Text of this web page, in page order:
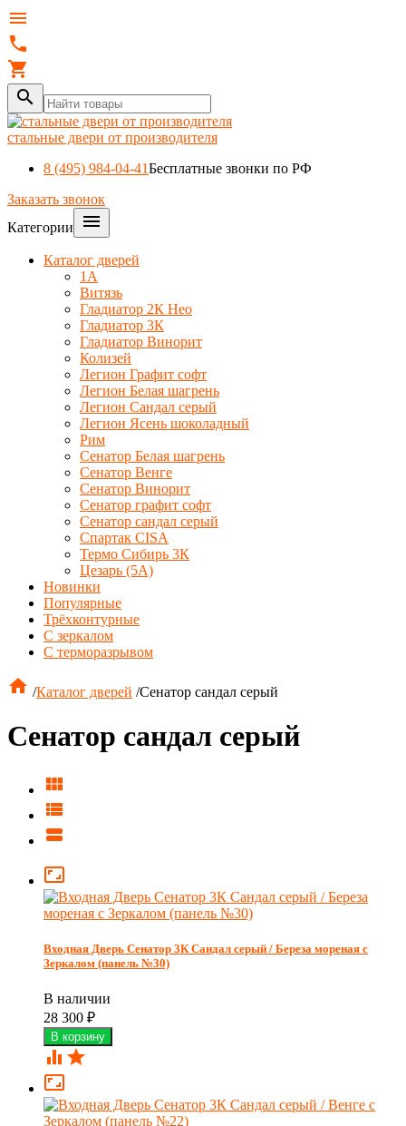




стальные двери от производителя
8 (495) 984-04-41Бесплатные звонки по РФ
Заказать звонок
Категории

Каталог дверей
1A
Витязь
Гладиатор 2К Нео
Гладиатор 3К
Гладиатор Винорит
Колизей
Легион Графит софт
Легион Белая шагрень
Легион Сандал серый
Легион Ясень шоколадный
Рим
Сенатор Белая шагрень
Сенатор Венге
Сенатор Винорит
Сенатор графит софт
Сенатор сандал серый
Спартак CISA
Термо Сибирь 3К
Цезарь (5А)
Новинки
Популярные
Трёхконтурные
С зеркалом
С терморазрывом
 /Каталог дверей /Сенатор сандал серый
Сенатор сандал серый




Входная Дверь Сенатор 3К Сандал серый / Береза мореная с
Зеркалом (панель №30)
В наличии
28 300 ₽
 
